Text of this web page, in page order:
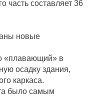
часть составляет 36
новые
«плавающий» в
осадку здания,
каркаса.
было самым